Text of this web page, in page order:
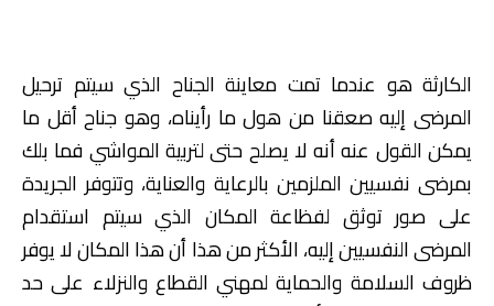
الكارثة هو عندما تمت معاينة الجناح الذي سيتم ترحيل
المرضى إليه صعقنا من هول ما رأيناه، وهو جناح أقل ما
يمكن القول عنه أنه لا يصلح حتى لتربية المواشي فما بلك
بمرضى نفسيين الملزمين بالرعاية والعناية، وتتوفر الجريدة
على صور توثق لفظاعة المكان الذي سيتم استقدام
المرضى النفسيين إليه، الأكثر من هذا أن هذا المكان لا يوفر
ظروف السلامة والحماية لمهني القطاع والنزلاء على حد